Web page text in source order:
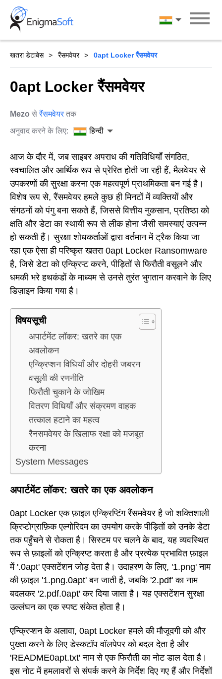
Skip
content
हिन्दी
खतरा डेटाबेस रैंसमवेयर 0apt Locker रैंसमवेयर
0apt Locker रैंसमवेयर
Mezo सेरैंसमवेयर तक
अनुवाद करने के लिए:
हिन्दी
आज के दौर में, जब साइबर अपराध की गतिविधियाँ संगठित,
स्वचालित और आर्थिक रूप से प्रेरित होती जा रही हैं, मैलवेयर से
उपकरणों की सुरक्षा करना एक महत्वपूर्ण प्राथमिकता बन गई है।
विशेष रूप से, रैंसमवेयर हमले कुछ ही मिनटों में व्यक्तियों और
संगठनों को पंगु बना सकते हैं, जिससे वित्तीय नुकसान, प्रतिष्ठा को
क्षति और डेटा का स्थायी रूप से लीक होना जैसी समस्याएं उत्पन्न
हो सकती हैं। सुरक्षा शोधकर्ताओं द्वारा वर्तमान में ट्रैक किया जा
रहा एक ऐसा ही परिष्कृत खतरा 0apt Locker Ransomware
है, जिसे डेटा को एन्क्रिप्ट करने, पीड़ितों से फिरौती वसूलने और
धमकी भरे हथकंडों के माध्यम से उनसे तुरंत भुगतान करवाने के लिए
डिज़ाइन किया गया है।
विषयसूची
अपार्टमेंट लॉकर: खतरे का एक
अवलोकन
एन्क्रिप्शन विधियाँ और दोहरी जबरन
वसूली की रणनीति
फिरौती चुकाने के जोखिम
वितरण विधियाँ और संक्रमण वाहक
तत्काल हटाने का महत्व
रैनसमवेयर के खिलाफ रक्षा को मजबूत
करना
System Messages
अपार्टमेंट लॉकर: खतरे का एक अवलोकन
0apt Locker एक फ़ाइल एन्क्रिप्टिंग रैंसमवेयर है जो शक्तिशाली
क्रिप्टोग्राफ़िक एल्गोरिदम का उपयोग करके पीड़ितों को उनके डेटा
तक पहुँचने से रोकता है। सिस्टम पर चलने के बाद, यह व्यवस्थित
रूप से फ़ाइलों को एन्क्रिप्ट करता है और प्रत्येक प्रभावित फ़ाइल
में '.0apt' एक्सटेंशन जोड़ देता है। उदाहरण के लिए, '1.png' नाम
की फ़ाइल '1.png.0apt' बन जाती है, जबकि '2.pdf' का नाम
बदलकर '2.pdf.0apt' कर दिया जाता है। यह एक्सटेंशन सुरक्षा
उल्लंघन का एक स्पष्ट संकेत होता है।
एन्क्रिप्शन के अलावा, 0apt Locker हमले की मौजूदगी को और
पुख्ता करने के लिए डेस्कटॉप वॉलपेपर को बदल देता है और
'README0apt.txt' नाम से एक फिरौती का नोट डाल देता है।
इस नोट में हमलावरों से संपर्क करने के निर्देश दिए गए हैं और निर्देशों